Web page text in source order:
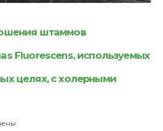
штаммов
Fluorescens, используемых
целях, с холерными